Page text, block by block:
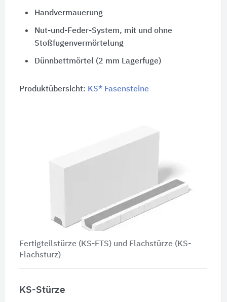
Handvermauerung
Nut-und-Feder-System, mit und ohne
Stoßfugenvermörtelung
Dünnbettmörtel (2 mm Lagerfuge)
Produktübersicht: KS* Fasensteine
Fertigteilstürze (KS-FTS) und Flachstürze (KS-
Flachsturz)
KS-Stürze